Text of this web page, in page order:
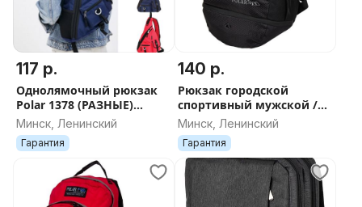
117 р.
Однолямочный рюкзак
Polar 1378 (РАЗНЫЕ)
ДОСТАВКА
Минск, Ленинский
Гарантия
140 р.
Рюкзак городской
спортивный мужской /
женский Polar с
увеличивающимся
Минск, Ленинский
Гарантия